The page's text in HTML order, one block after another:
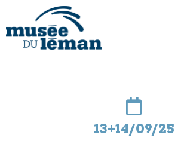
13+14/09/25